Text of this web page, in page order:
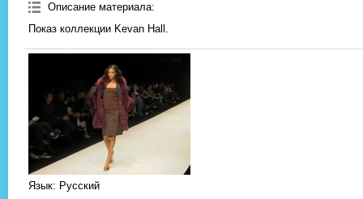
Описание материала:
Показ коллекции Kevan Hall.
Язык: Русский